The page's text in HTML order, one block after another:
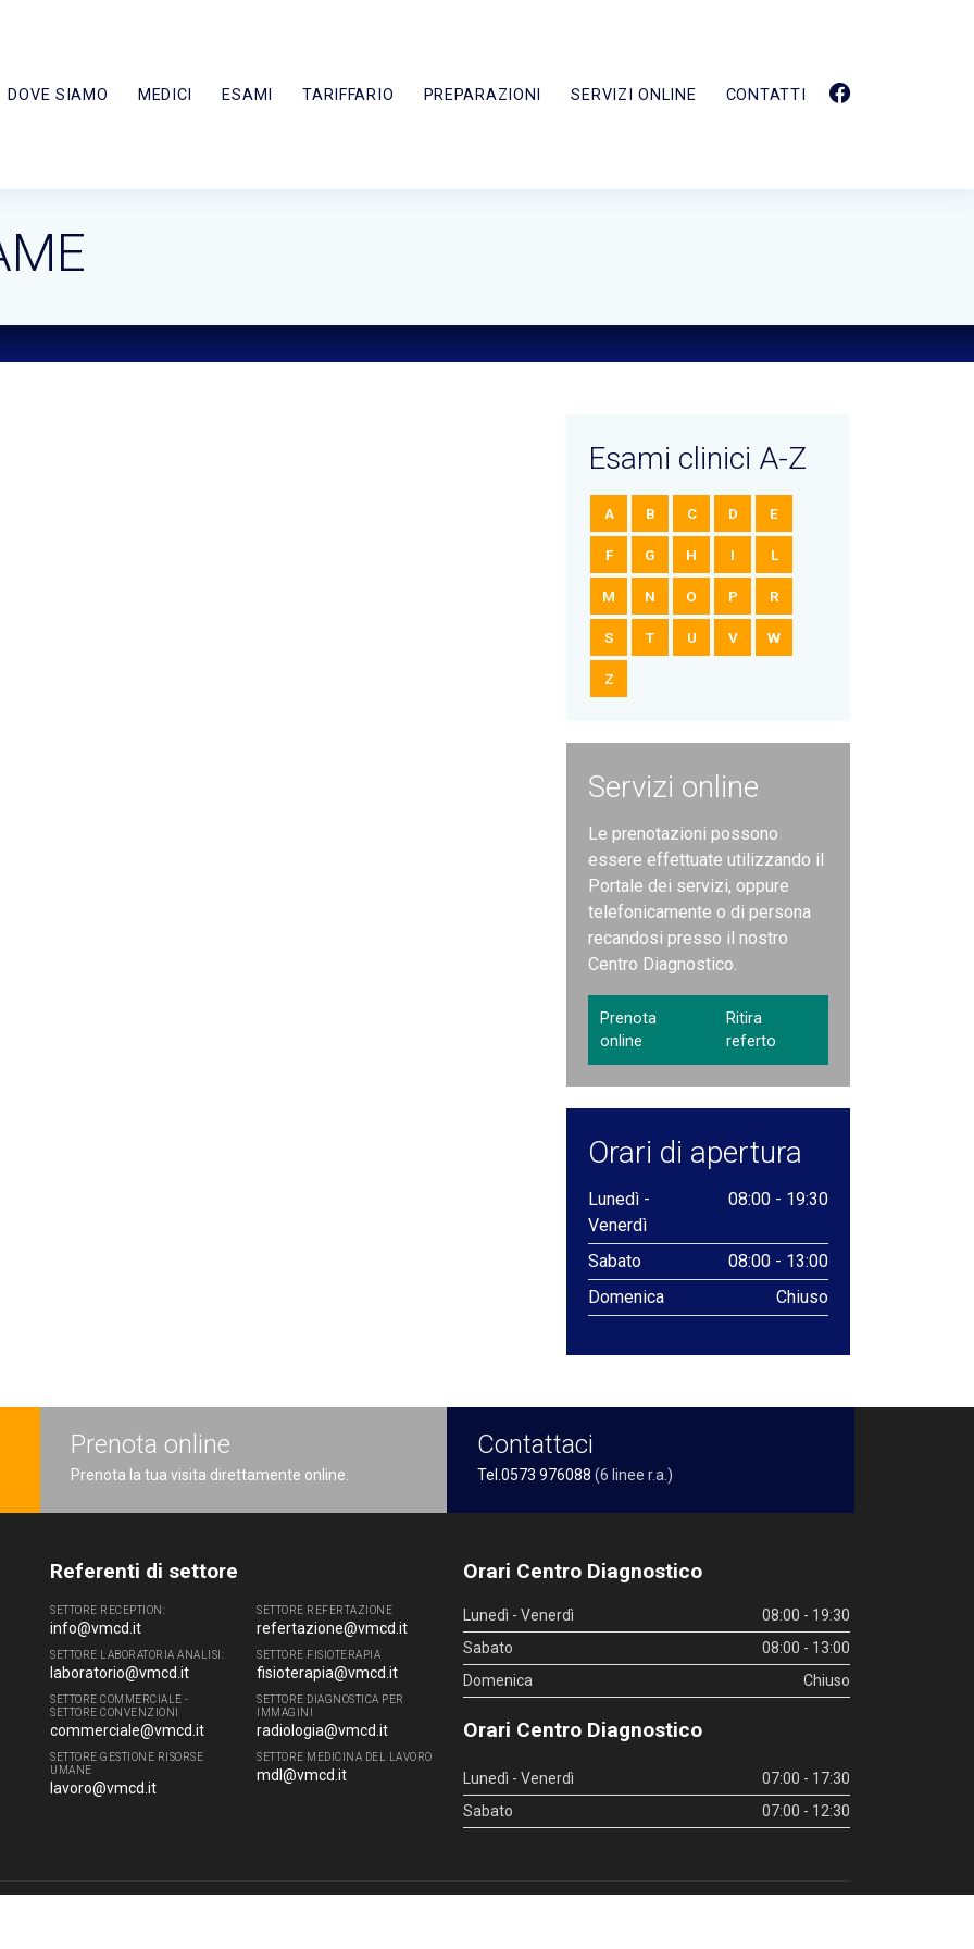
DOVE SIAMO MEDICI ESAMI TARIFFARIO PREPARAZIONI SERVIZI ONLINE CONTATTI
Esami clinici A-Z
A B C D E
F G H I L
M N O P R
S T U V W
Z
Servizi online
Le prenotazioni possono
essere effettuate utilizzando il
Portale dei servizi, oppure
telefonicamente o di persona
recandosi presso il nostro
Centro Diagnostico.
Prenota
online
Ritira
referto
Orari di apertura
Lunedì -
Venerdì
08:00 - 19:30
Sabato
08:00 - 13:00
Domenica
Chiuso
Prenota online
Prenota la tua visita direttamente online.
Contattaci
Tel.0573 976088 (6 linee r.a.)
Referenti di settore
SETTORE RECEPTION:
info@vmcd.it
SETTORE LABORATORIA ANALISI:
laboratorio@vmcd.it
SETTORE COMMERCIALE -
SETTORE CONVENZIONI
commerciale@vmcd.it
SETTORE GESTIONE RISORSE
UMANE
lavoro@vmcd.it
SETTORE REFERTAZIONE
refertazione@vmcd.it
SETTORE FISIOTERAPIA
fisioterapia@vmcd.it
SETTORE DIAGNOSTICA PER
IMMAGINI
radiologia@vmcd.it
SETTORE MEDICINA DEL LAVORO
mdl@vmcd.it
Orari Centro Diagnostico
Lunedì - Venerdì
08:00 - 19:30
Sabato
08:00 - 13:00
Domenica
Chiuso
Orari Centro Diagnostico
Lunedì - Venerdì
07:00 - 17:30
Sabato
07:00 - 12:30